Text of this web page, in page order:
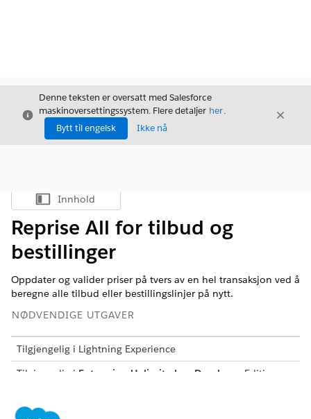
Avslutt
Denne teksten er oversatt med Salesforce
maskinoversettingssystem. Flere detaljer her.
Bytt til engelsk
Ikke nå
Avslutt
Vis innholdsfortegnelse
Innhold
Reprise All for tilbud og
bestillinger
Oppdater og valider priser på tvers av en hel transaksjon ved å
beregne alle tilbud eller bestillingslinjer på nytt.
NØDVENDIGE UTGAVER
Tilgjengelig i Lightning Experience
Tilgjengelig i Enterprise Unlimited Developer
Edition av